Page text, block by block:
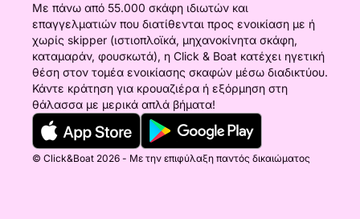
Με πάνω από 55.000 σκάφη ιδιωτών και
επαγγελματιών που διατίθενται προς ενοικίαση με ή
χωρίς skipper (ιστιοπλοϊκά, μηχανοκίνητα σκάφη,
καταμαράν, φουσκωτά), η Click & Boat κατέχει ηγετική
θέση στον τομέα ενοικίασης σκαφών μέσω διαδικτύου.
Κάντε κράτηση για κρουαζιέρα ή εξόρμηση στη
θάλασσα με μερικά απλά βήματα!
© Click&Boat 2026 - Με την επιφύλαξη παντός δικαιώματος